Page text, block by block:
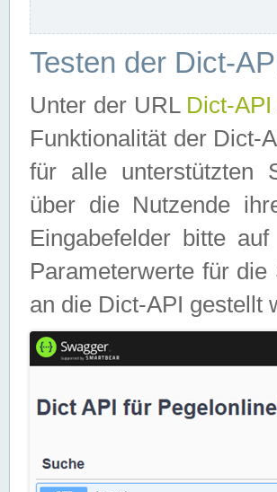
Testen der Dict-
Unter der URL Dict-
Funktionalität der Dict-
für alle unterstützten
über die Nutzende
Eingabefelder bitte
Parameterwerte für die
an die Dict-API gestellt